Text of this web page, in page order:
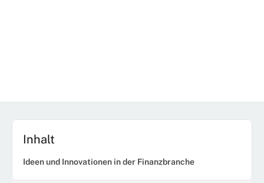
Inhalt
Ideen und Innovationen in der Finanzbranche